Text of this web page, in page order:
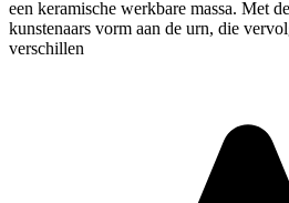
een keramische werkbare massa. Met
kunstenaars vorm aan de urn, die
verschillen